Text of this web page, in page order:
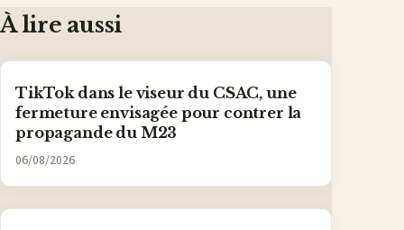
À lire aussi
TikTok dans le viseur du CSAC, une
fermeture envisagée pour contrer la
propagande du M23
06/08/2026